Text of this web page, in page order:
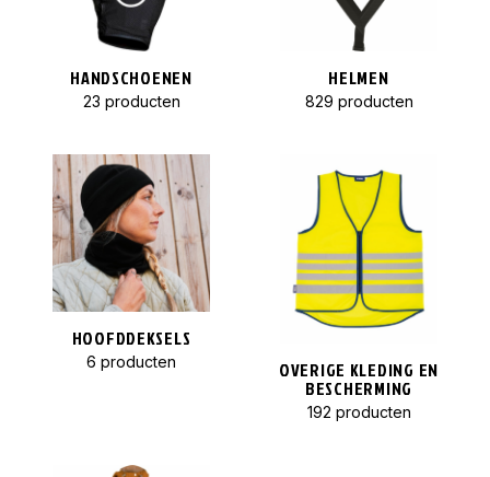
HANDSCHOENEN
23 producten
HELMEN
829 producten
HOOFDDEKSELS
6 producten OVERIGE KLEDING EN
BESCHERMING
192 producten